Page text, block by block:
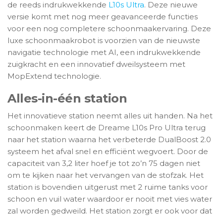
de reeds indrukwekkende L10s Ultra. Deze nieuwe
versie komt met nog meer geavanceerde functies
voor een nog completere schoonmaakervaring. Deze
luxe schoonmaakrobot is voorzien van de nieuwste
navigatie technologie met AI, een indrukwekkende
zuigkracht en een innovatief dweilsysteem met
MopExtend technologie.
Alles-in-één station
Het innovatieve station neemt alles uit handen. Na het
schoonmaken keert de Dreame L10s Pro Ultra terug
naar het station waarna het verbeterde DualBoost 2.0
systeem het afval snel en efficiënt wegvoert. Door de
capaciteit van 3,2 liter hoef je tot zo’n 75 dagen niet
om te kijken naar het vervangen van de stofzak. Het
station is bovendien uitgerust met 2 ruime tanks voor
schoon en vuil water waardoor er nooit met vies water
zal worden gedweild. Het station zorgt er ook voor dat